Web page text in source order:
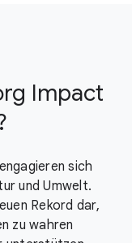
Impact
sich
und Umwelt.
Rekord dar,
zu wahren